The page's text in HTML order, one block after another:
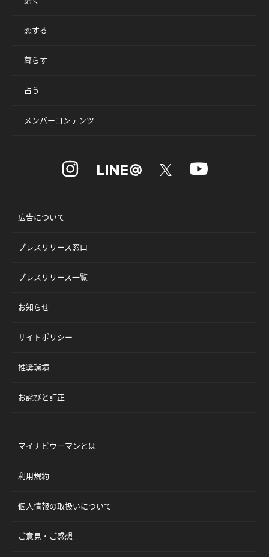
恋する
暮らす
占う
メンバーコンテンツ
広告について
プレスリリース窓口
プレスリリース一覧
お知らせ
サイトポリシー
推奨環境
お詫びと訂正
マイナビウーマンとは
利用規約
個人情報の取扱いについて
ご意見・ご感想